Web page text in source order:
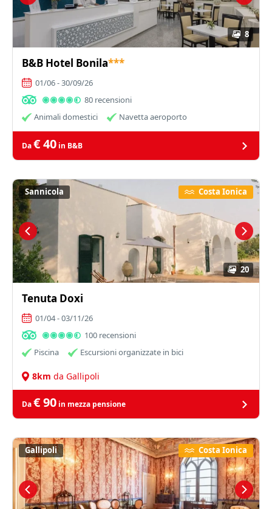
8
B&B Hotel Bonila***
01/06 - 30/09/26
80 recensioni
Animali domestici
Navetta aeroporto
Da€ 40 in B&B
20
Sannicola Costa Ionica
Tenuta Doxi
01/04 - 03/11/26
100 recensioni
Piscina
Escursioni organizzate in bici
8km da Gallipoli
Da€ 90 in mezza pensione
Gallipoli Costa Ionica